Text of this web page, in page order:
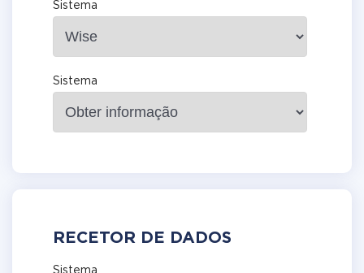
Sistema
Sistema
RECETOR DE DADOS
Sistema